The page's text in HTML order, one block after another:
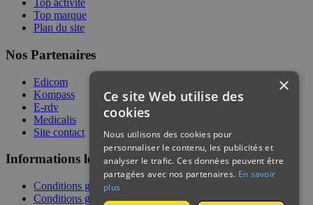
Top activité
Top marque
Plan du site
Nos Partenaires
Edicom
Kompass
E-rdv
Medicalis
Site contact
Informations légales
Conditions générales de services
Conditions générales de vente
×
Ce site Web utilise des
cookies
Nous utilisons des cookies pour
personnaliser le contenu, les publicités et
analyser le trafic. Ces données peuvent être
partagées avec nos partenaires. En savoir
plus